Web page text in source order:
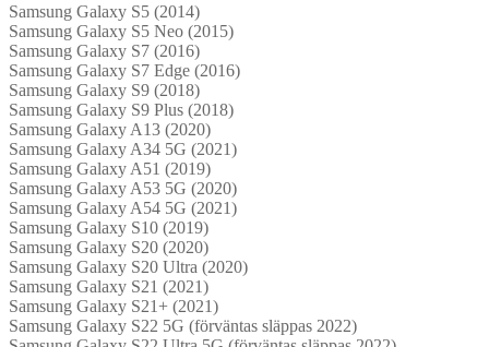
Samsung Galaxy S5 (2014)
Samsung Galaxy S5 Neo (2015)
Samsung Galaxy S7 (2016)
Samsung Galaxy S7 Edge (2016)
Samsung Galaxy S9 (2018)
Samsung Galaxy S9 Plus (2018)
Samsung Galaxy A13 (2020)
Samsung Galaxy A34 5G (2021)
Samsung Galaxy A51 (2019)
Samsung Galaxy A53 5G (2020)
Samsung Galaxy A54 5G (2021)
Samsung Galaxy S10 (2019)
Samsung Galaxy S20 (2020)
Samsung Galaxy S20 Ultra (2020)
Samsung Galaxy S21 (2021)
Samsung Galaxy S21+ (2021)
Samsung Galaxy S22 5G (förväntas släppas 2022)